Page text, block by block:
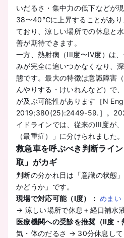
いだるさ・集中力の低下などが
38〜40℃に上昇することがあり
ており、涼しい場所での休息と
善が期待できます。
一方、熱射病（III度〜IV度）は
みが完全に追いつかなくなり、
態です。最大の特徴は意識障害
んやりする・けいれんなど）で
が及ぶ可能性があります［N
2019;380(25):2449-59.］。
イドラインでは、従来のIII度が
（最重症）」に分けられました。
救急車を呼ぶべき判断ライ
取」がカギ
判断の分かれ目は「意識の状態
かどうか」です。
現場で対応可能（I度）： めまい
→ 涼しい場所で休息＋経口補水
医療機関への受診を推奨（II度・
気・体のだるさ → 30分休息して